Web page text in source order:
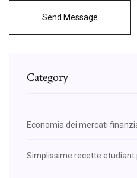
Send Message
Category
Economia dei mercati
Simplissime recette etudiant